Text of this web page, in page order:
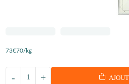
73€70/kg
+
-